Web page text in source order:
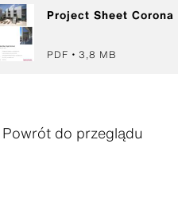
Project Sheet
PDF 3,8 MB
Powrót do przeglądu